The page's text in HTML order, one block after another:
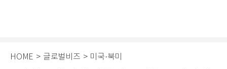
HOME > 글로벌비즈 > 미국·북미